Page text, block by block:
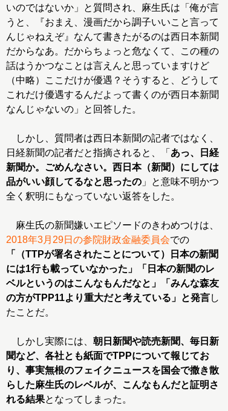
いのではないか」と質問され、麻生氏は「俺が言
うと、『おまえ、漫画だから調子いいこと言って
んじゃねえぞ』なんて書きたがるのは西日本新聞
だからなあ。だからちょっと危なくて、この種の
話はうかつなことは言えんと思っていますけど
（中略）ここだけが優遇？そうすると、どうして
これだけ優遇するんだよって書くのが西日本新聞
なんじゃないの」と回答した。
しかし、質問者は西日本新聞の記者ではなく、
日経新聞の記者だと指摘されると、「 あっ、日経
新聞か。ごめんなさい。西日本（新聞）にしては
品がいい顔してるなと思ったの 」と意味不明かつ
全く釈明にもなっていない返答をした。
麻生氏の新聞嫌いエピソードのきわめつけは、
2018年3月29日の参院財政金融委員会での
「（TTPが署名されたことについて）日本の新聞
には1行も載っていなかった」「日本の新聞のレ
ベルというのはこんなもんだなと」「みんな森友
の方がTPP11より重大だと考えている」と発言し
たことだ。
しかし実際には、 朝日新聞や読売新聞、毎日新
聞など、各社とも紙面でTPPについて報じてお
り、事実無根のフェイクニュースを国会で撒き散
らした麻生氏のレベルが、こんなもんだと証明さ
れる結果となってしまった。